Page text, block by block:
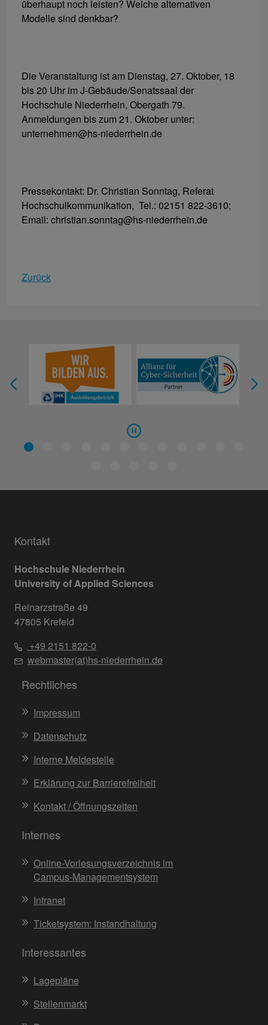
überhaupt noch leisten? Welche alternativen
Modelle sind denkbar?
Die Veranstaltung ist am Dienstag, 27. Oktober, 18
bis 20 Uhr im J-Gebäude/Senatssaal der
Hochschule Niederrhein, Obergath 79.
Anmeldungen bis zum 21. Oktober unter:
unternehmen@hs-niederrhein.de
Pressekontakt: Dr. Christian Sonntag, Referat
Hochschulkommunikation, Tel.: 02151 822-3610;
Email: christian.sonntag@hs-niederrhein.de
Zurück
Kontakt
Hochschule Niederrhein
University of Applied Sciences
Reinarzstraße 49
47805 Krefeld
+49 2151 822-0
webmaster(at)hs-niederrhein.de
Rechtliches
Impressum
Datenschutz
Interne Meldestelle
Erklärung zur Barrierefreiheit
Kontakt / Öffnungszeiten
Internes
Online-Vorlesungsverzeichnis im
Campus-Managementsystem
Intranet
Ticketsystem: Instandhaltung
Interessantes
Lagepläne
Stellenmarkt